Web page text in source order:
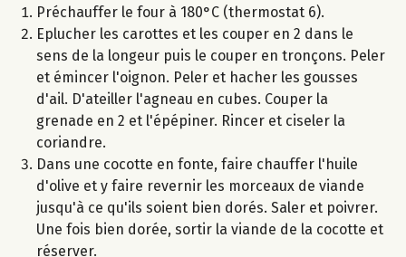
Préchauffer le four à 180°C (thermostat 6).
Eplucher les carottes et les couper en 2 dans le
sens de la longeur puis le couper en tronçons. Peler
et émincer l'oignon. Peler et hacher les gousses
d'ail. D'ateiller l'agneau en cubes. Couper la
grenade en 2 et l'épépiner. Rincer et ciseler la
coriandre.
Dans une cocotte en fonte, faire chauffer l'huile
d'olive et y faire revernir les morceaux de viande
jusqu'à ce qu'ils soient bien dorés. Saler et poivrer.
Une fois bien dorée, sortir la viande de la cocotte et
réserver.